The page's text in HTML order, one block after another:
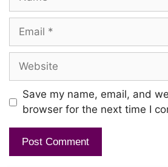
Hoo… ooo…
Ooraayiram vaanavil
Asaivin thaalattilae thoongudhae!
Ulagamae vaasamaagudhae
Sandhosa saral veesudhae
Kaadhalin saalaiyil naatkal
Email
Website
Save my name, email, and
browser for the next time I